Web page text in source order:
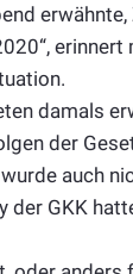
erinnert
damals
der
auch
der GKK